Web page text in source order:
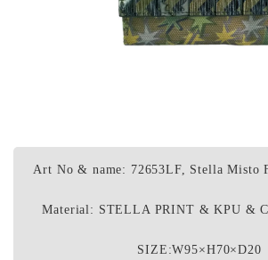
Art No & name: 72653LF, Stella Misto
Material: STELLA PRINT & KPU &
SIZE:W95×H70×D20